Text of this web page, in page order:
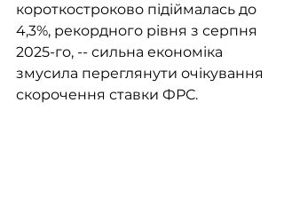
короткостроково підіймалась до
4,3%, рекордного рівня з серпня
2025-го, -- сильна економіка
змусила переглянути очікування
скорочення ставки ФРС.